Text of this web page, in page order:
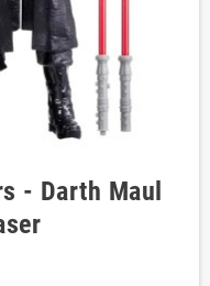
- Darth Maul